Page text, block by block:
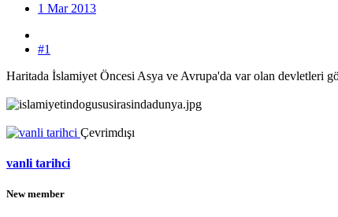
1 Mar 2013
#1
Haritada İslamiyet Öncesi Asya ve Avrupa'da var olan devletleri
Çevrimdışı
vanli tarihci
New member